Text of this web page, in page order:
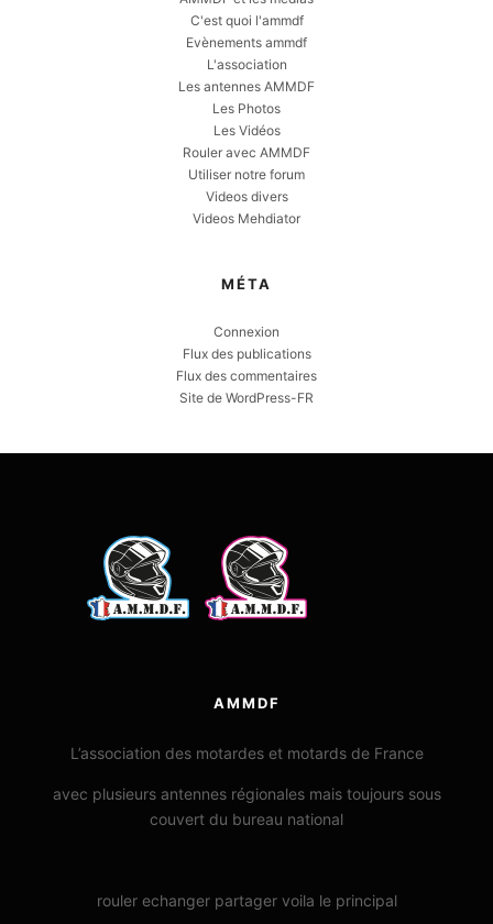
C'est quoi l'ammdf
Evènements ammdf
L'association
Les antennes AMMDF
Les Photos
Les Vidéos
Rouler avec AMMDF
Utiliser notre forum
Videos divers
Videos Mehdiator
MÉTA
Connexion
Flux des publications
Flux des commentaires
Site de WordPress-FR
AMMDF
L’association des motardes et motards de France
avec plusieurs antennes régionales mais toujours sous
couvert du bureau national
rouler echanger partager voila le principal